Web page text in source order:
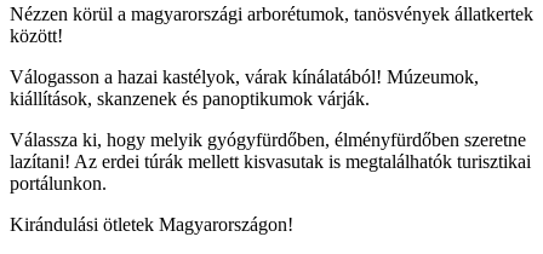
Nézzen körül a magyarországi arborétumok, tanösvények állatkertek
között!
Válogasson a hazai kastélyok, várak kínálatából! Múzeumok,
kiállítások, skanzenek és panoptikumok várják.
Válassza ki, hogy melyik gyógyfürdőben, élményfürdőben szeretne
lazítani! Az erdei túrák mellett kisvasutak is megtalálhatók turisztikai
portálunkon.
Kirándulási ötletek Magyarországon!